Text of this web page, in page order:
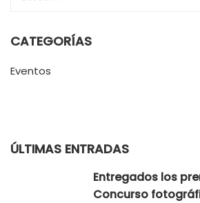
CATEGORÍAS
Eventos
ÚLTIMAS ENTRADAS
Entregados los
Concurso